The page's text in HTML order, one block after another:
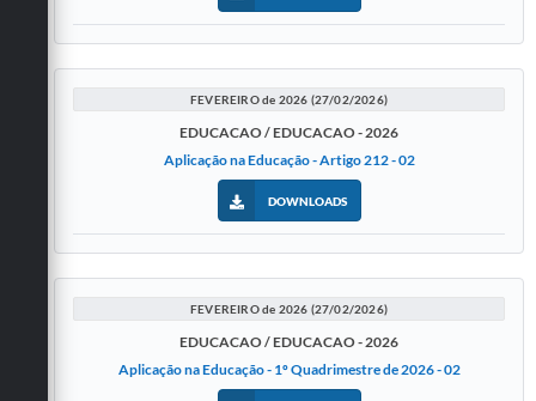
FEVEREIRO de 2026 (27/02/2026)
EDUCACAO / EDUCACAO - 2026
Aplicação na Educação - Artigo 212 - 02
DOWNLOADS
FEVEREIRO de 2026 (27/02/2026)
EDUCACAO / EDUCACAO - 2026
Aplicação na Educação - 1º Quadrimestre de 2026 - 02